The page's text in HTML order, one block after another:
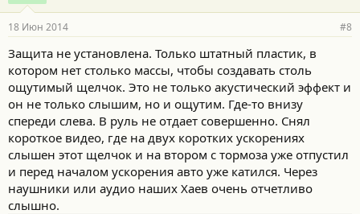
18 Июн 2014 #8
Защита не установлена. Только штатный пластик, в
котором нет столько массы, чтобы создавать столь
ощутимый щелчок. Это не только акустический эффект и
он не только слышим, но и ощутим. Где-то внизу
спереди слева. В руль не отдает совершенно. Снял
короткое видео, где на двух коротких ускорениях
слышен этот щелчок и на втором с тормоза уже отпустил
и перед началом ускорения авто уже катился. Через
наушники или аудио наших Хаев очень отчетливо
слышно.